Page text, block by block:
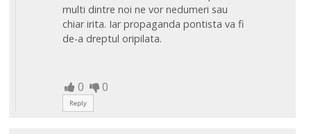
multi dintre noi ne vor nedumeri sau
chiar irita. Iar propaganda pontista va fi
de-a dreptul oripilata.
0 0
Reply